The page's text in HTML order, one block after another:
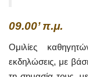
09.00’ π.μ.
Ομιλίες
εκδηλώσεις, με